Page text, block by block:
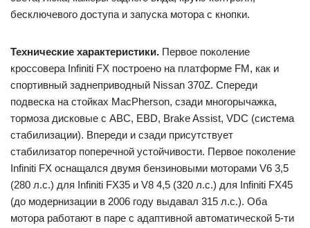
бесключевого доступа и запуска мотора с кнопки.
Технические характеристики. Первое поколение
кроссовера Infiniti FX построено на платформе FM, как и
спортивный заднеприводный Nissan 370Z. Спереди
подвеска на стойках MacPherson, сзади многорычажка,
тормоза дисковые с ABC, EBD, Brake Assist, VDC (система
стабилизации). Впереди и сзади присутствует
стабилизатор поперечной устойчивости. Первое поколение
Infiniti FX оснащался двумя бензиновыми моторами V6 3,5
(280 л.с.) для Infiniti FX35 и V8 4,5 (320 л.с.) для Infiniti FX45
(до модернизации в 2006 году выдавал 315 л.с.). Оба
мотора работают в паре с адаптивной автоматической 5-ти